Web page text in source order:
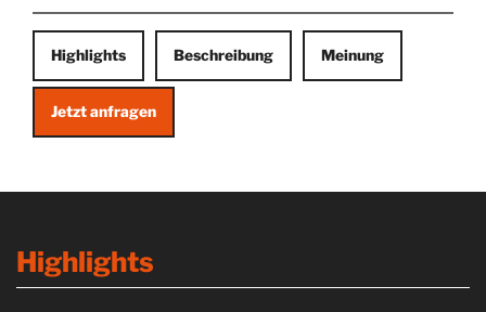
Highlights Beschreibung Meinung
Jetzt anfragen
Highlights